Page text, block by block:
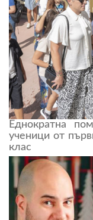
Еднократна
ученици от
клас